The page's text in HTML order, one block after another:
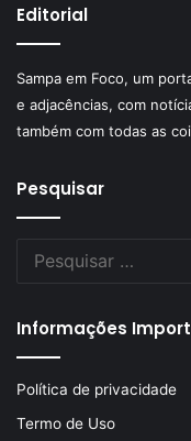
Editorial
Sampa em Foco, um
e adjacências, com
também com todas as
Pesquisar
Informações
Política de privacidade
Termo de Uso